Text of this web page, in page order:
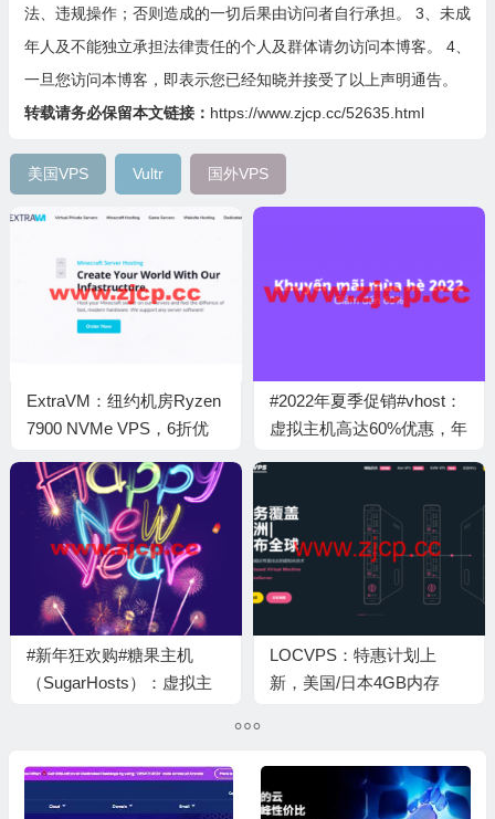
法、违规操作；否则造成的一切后果由访问者自行承担。 3、未成
年人及不能独立承担法律责任的个人及群体请勿访问本博客。 4、
一旦您访问本博客，即表示您已经知晓并接受了以上声明通告。
转载请务必保留本文链接： https://www.zjcp.cc/52635.html
美国VPS Vultr 国外VPS
ExtraVM：纽约机房Ryzen
7900 NVMe VPS，6折优
优惠，1Gbps带宽不限流量
+100G高防，月付低至$3.5
#2022年夏季促销#vhost：
虚拟主机高达60%优惠，年
件/CDN/CloudWAF服
务，.xyz域名$0.8/年，.biz
域名$3.4/年，.com域名
$7.7/年
#新年狂欢购#糖果主机
（SugarHosts）：虚拟主
折、两年付五五折、三年付
LOCVPS：特惠计划上
新，美国/日本4GB内存